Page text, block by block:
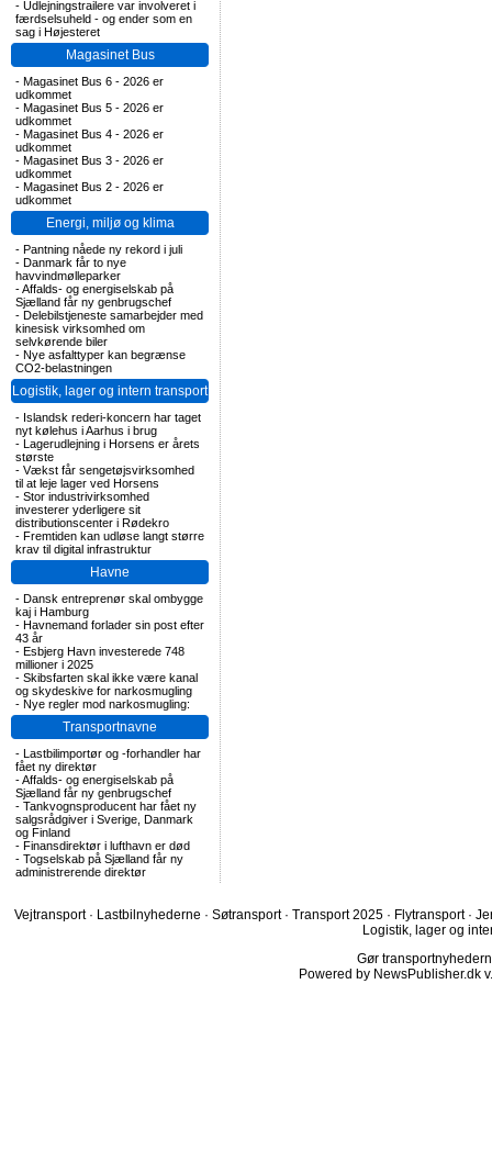
- Udlejningstrailere var involveret i
færdselsuheld - og ender som en
sag i Højesteret
Magasinet Bus
- Magasinet Bus 6 - 2026 er
udkommet
- Magasinet Bus 5 - 2026 er
udkommet
- Magasinet Bus 4 - 2026 er
udkommet
- Magasinet Bus 3 - 2026 er
udkommet
- Magasinet Bus 2 - 2026 er
udkommet
Energi, miljø og klima
- Pantning nåede ny rekord i juli
- Danmark får to nye
havvindmølleparker
-Affalds- og energiselskab på
Sjælland får ny genbrugschef
- Delebilstjeneste samarbejder med
kinesisk virksomhed om
selvkørende biler
- Nye asfalttyper kan begrænse
CO2-belastningen
Logistik, lager og intern transport
- Islandsk rederi-koncern har taget
nyt kølehus i Aarhus i brug
- Lagerudlejning i Horsens er årets
største
- Vækst får sengetøjsvirksomhed
til at leje lager ved Horsens
- Stor industrivirksomhed
investerer yderligere sit
distributionscenter i Rødekro
- Fremtiden kan udløse langt større
krav til digital infrastruktur
Havne
- Dansk entreprenør skal ombygge
kaj i Hamburg
- Havnemand forlader sin post efter
43 år
- Esbjerg Havn investerede 748
millioner i 2025
- Skibsfarten skal ikke være kanal
og skydeskive for narkosmugling
- Nye regler mod narkosmugling:
Transportnavne
- Lastbilimportør og -forhandler har
fået ny direktør
-Affalds- og energiselskab på
Sjælland får ny genbrugschef
- Tankvognsproducent har fået ny
salgsrådgiver i Sverige, Danmark
og Finland
- Finansdirektør i lufthavn er død
- Togselskab på Sjælland får ny
administrerende direktør
Vejtransport · Lastbilnyhederne · Søtransport · Transport 2025 · Flytransport ·
Logistik, lager og
Gør
Powered by NewsPublisher.dk